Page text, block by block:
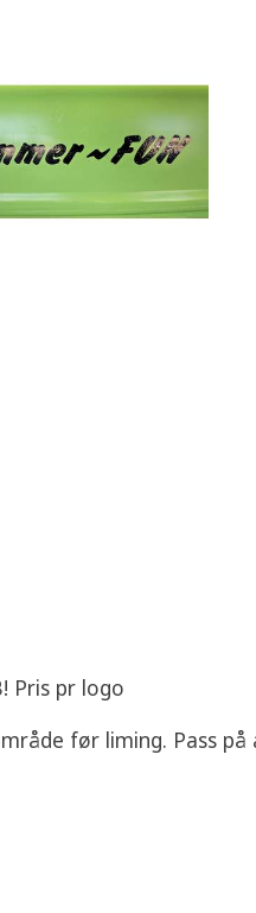
Pris pr logo
før liming. Pass